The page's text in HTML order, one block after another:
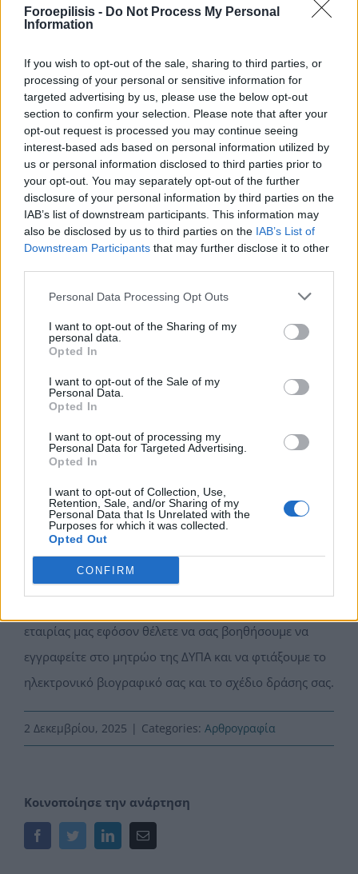
Foroepilisis - Do Not Process My Personal
Information
If you wish to opt-out of the sale, sharing to third parties, or
processing of your personal or sensitive information for
targeted advertising by us, please use the below opt-out
section to confirm your selection. Please note that after your
opt-out request is processed you may continue seeing
interest-based ads based on personal information utilized by
us or personal information disclosed to third parties prior to
your opt-out. You may separately opt-out of the further
disclosure of your personal information by third parties on the
IAB’s list of downstream participants. This information may
also be disclosed by us to third parties on the IAB’s List of
Downstream Participants that may further disclose it to other
Personal Data Processing Opt Outs
I want to opt-out of the Sharing of my
personal data.
Opted In
I want to opt-out of the Sale of my
Personal Data.
Opted In
I want to opt-out of processing my
Personal Data for Targeted Advertising.
Opted In
I want to opt-out of Collection, Use,
Retention, Sale, and/or Sharing of my
Personal Data that Is Unrelated with the
Purposes for which it was collected.
Opted Out
CONFIRM
έχει συμπληρώσει τα αντίστοιχα ένσημα.
μπορούν:
Να εκδώσουν βεβαίωση ανεργίας
Να υποβάλουν αιτήσεις για επιδόματα (ανεργίας,
μακροχρόνιας ανεργίας, ειδικά βοηθήματα κ.α.)
Να δηλώνουν ηλεκτρονικά την παρουσία τους
όταν λαμβάνουν επίδομα
Να ελέγχουν πληρωμές επιδομάτων
Να υποβάλουν ενστάσεις
Να συμπληρώσουν το ηλεκτρονικό βιογραφικό
τους, ώστε να μπορούν να επικοινωνήσουν μαζί
τους πιθανοί εργοδότες ή σύμβουλοι της ΔΥΠΑ
Η εγγραφή στο μητρώο της ΔΥΠΑ είναι ένα σημαντικό
εργαλείο για την αναζήτηση εργασίας και την
πρόσβαση σε προγράμματα στήριξης. Αν πληροίτε τις
προϋποθέσεις, μην καθυστερείτε να κάνετε την
εγγραφή σας ηλεκτρονικά και να αξιοποιήσετε τις
δυνατότητες που προσφέρει η πλατφόρμα.
Επικοινωνήστε με το Τμήμα Οικονομοτεχνικών
εταιρίας μας εφόσον θέλετε να σας βοηθήσουμε να
εγγραφείτε στο μητρώο της ΔΥΠΑ και να φτιάξουμε το
ηλεκτρονικό βιογραφικό σας και το σχέδιο δράσης σας.
2 Δεκεμβρίου, 2025 | Categories: Αρθρογραφία
Κοινοποίησε την ανάρτηση
FacebookTwitterLinkedInEmail